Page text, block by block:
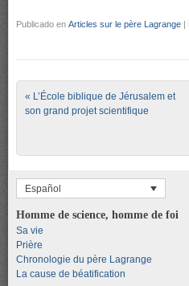
Publicado en Articles sur le père Lagrange
Post navigation
« L’École biblique de Jérusalem et
son grand projet scientifique
Español
Homme de science, homme de foi
Sa vie
Prière
Chronologie du père Lagrange
La cause de béatification